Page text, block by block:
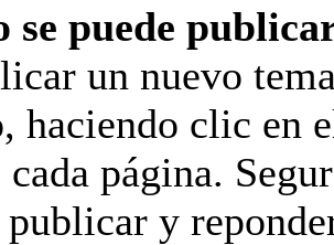
se puede
un nuevo
haciendo clic en
página.
publicar y